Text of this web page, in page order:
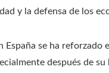
y la defensa de los
España se ha reforzado
después de su